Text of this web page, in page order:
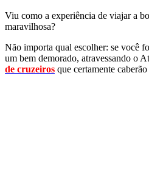
Viu como a experiência de viajar a
maravilhosa?
Não importa qual escolher: se você
um bem demorado, atravessando o
de cruzeiros que certamente